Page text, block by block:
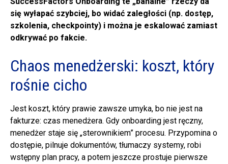
się wyłapać szybciej, bo widać zaległości (np. dostęp,
szkolenia, checkpointy) i można je eskalować zamiast
odkrywać po fakcie.
Chaos menedżerski: koszt, który
rośnie cicho
Jest koszt, który prawie zawsze umyka, bo nie jest na
fakturze: czas menedżera. Gdy onboarding jest ręczny,
menedżer staje się „sterownikiem” procesu. Przypomina o
dostępie, pilnuje dokumentów, tłumaczy systemy, robi
wstępny plan pracy, a potem jeszcze prostuje pierwsze